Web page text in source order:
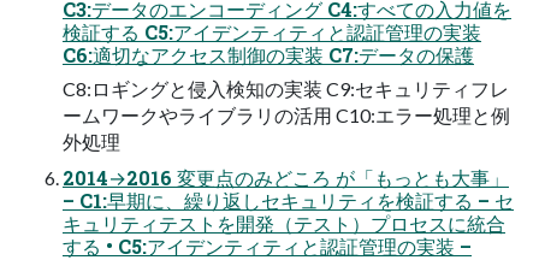
C3:データのエンコーディング C4:すべての入力値を
検証する C5:アイデンティティと認証管理の実装
C6:適切なアクセス制御の実装 C7:データの保護
C8:ロギングと侵入検知の実装 C9:セキュリティフレ
ームワークやライブラリの活用 C10:エラー処理と例
外処理
2014→2016 変更点のみどころ が「もっとも大事」
– C1:早期に、繰り返しセキュリティを検証する – セ
キュリティテストを開発（テスト）プロセスに統合
する • C5:アイデンティティと認証管理の実装 –